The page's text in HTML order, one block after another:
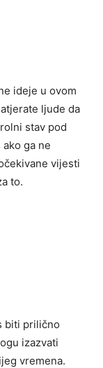
ideje u ovom
ljude da
stav pod
ga ne
vijesti
to.
biti prilično
izazvati
vremena.